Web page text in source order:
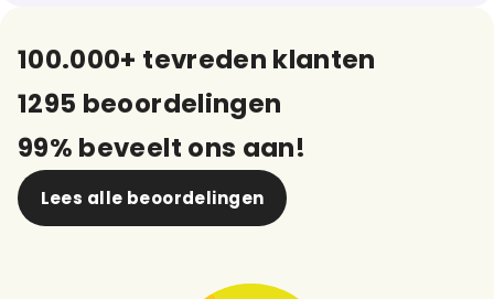
100.000+ tevreden klanten
1295 beoordelingen
99% beveelt ons aan!
Lees alle beoordelingen